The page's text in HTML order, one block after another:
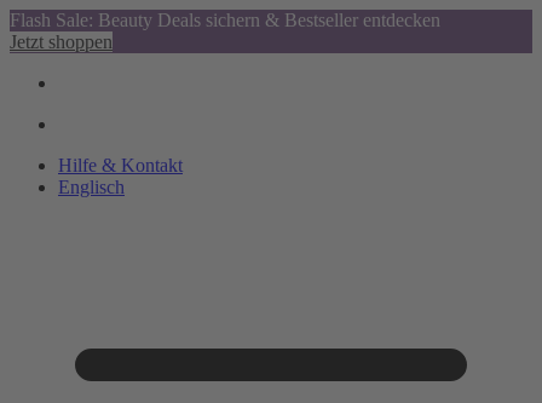
Flash Sale: Beauty Deals sichern & Bestseller entdecken
Jetzt shoppen
Hilfe & Kontakt
Englisch